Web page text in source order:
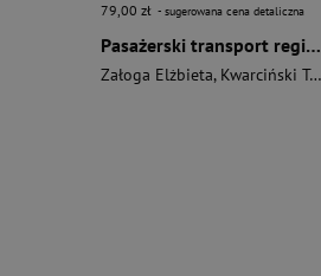
79,00 zł - sugerowana cena detaliczna
Pasażerski transport regionalny
Załoga Elżbieta, Kwarciński Tomasz